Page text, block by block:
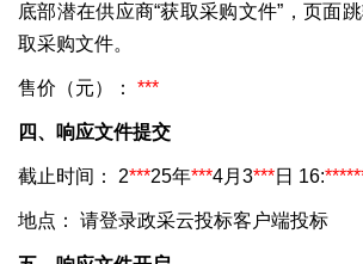
底部潜在供应商“获取采购文件”，页面
取采购文件。
售价（元）： ***
四、响应文件提交
截止时间： 2***25年***4月3***日 16:***
地点： 请登录政采云投标客户端投标